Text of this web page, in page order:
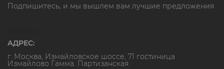
Подпишитесь, и мы вышлем вам лучшие предложения
АДРЕС:
г. Москва, Измайловское шоссе, 71 гостиница
Измайлово Гамма. Партизанская